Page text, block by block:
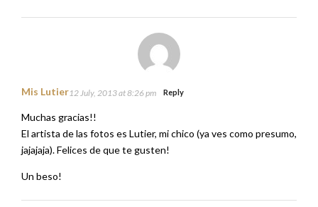
Mis Lutier12 July, 2013 at 8:26 pm Reply
Muchas gracias!!
El artista de las fotos es Lutier, mi chico (ya ves como presumo,
jajajaja). Felices de que te gusten!
Un beso!